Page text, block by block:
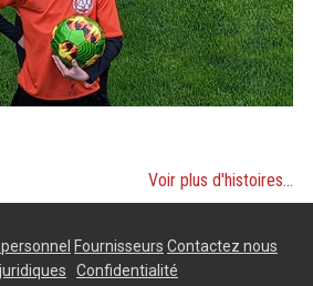
Voir plus d'histoires...
Fournisseurs Contactez nous
Confidentialité